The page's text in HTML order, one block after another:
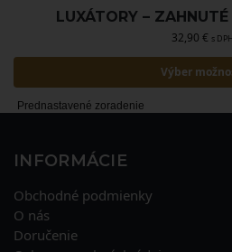
LUXÁTORY –
32,90 € s DPH
Výber
INFORMÁCIE
Obchodné podmienky
O nás
Doručenie